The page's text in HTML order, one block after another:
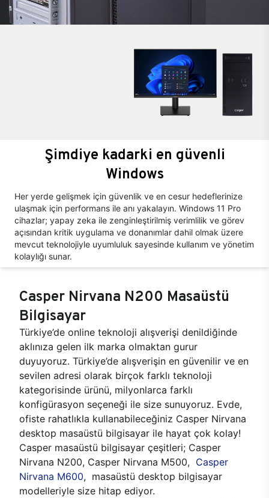
Şimdiye kadarki en güvenli
Windows
Her yerde gelişmek için güvenlik ve en cesur hedeflerinize
ulaşmak için performans ile anı yakalayın. Windows 11 Pro
cihazlar; yapay zeka ile zenginleştirilmiş verimlilik ve görev
açısından kritik uygulama ve donanımlar dahil olmak üzere
mevcut teknolojiyle uyumluluk sayesinde kullanım ve yönetim
kolaylığı sunar.
Casper Nirvana N200 Masaüstü
Bilgisayar
Türkiye’de online teknoloji alışverişi denildiğinde
aklınıza gelen ilk marka olmaktan gurur
duyuyoruz. Türkiye’de alışverişin en güvenilir ve en
sevilen adresi olarak birçok farklı teknoloji
kategorisinde ürünü, milyonlarca farklı
konfigürasyon seçeneği ile size sunuyoruz. Evde,
ofiste rahatlıkla kullanabileceğiniz Casper Nirvana
desktop masaüstü bilgisayar ile hayat çok kolay!
Casper masaüstü bilgisayar çeşitleri; Casper
Nirvana N200, Casper Nirvana M500, Casper
Nirvana M600, masaüstü desktop bilgisayar
modelleriyle size hitap ediyor.